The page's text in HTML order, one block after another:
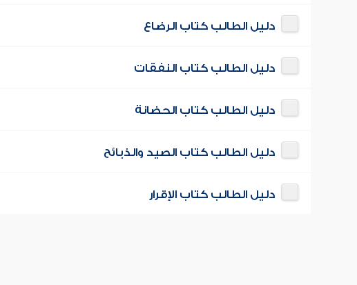
دليل الطالب كتاب الرضاع
دليل الطالب كتاب النفقات
دليل الطالب كتاب الحضانة
دليل الطالب كتاب الصيد والذبائح
دليل الطالب كتاب الإقرار